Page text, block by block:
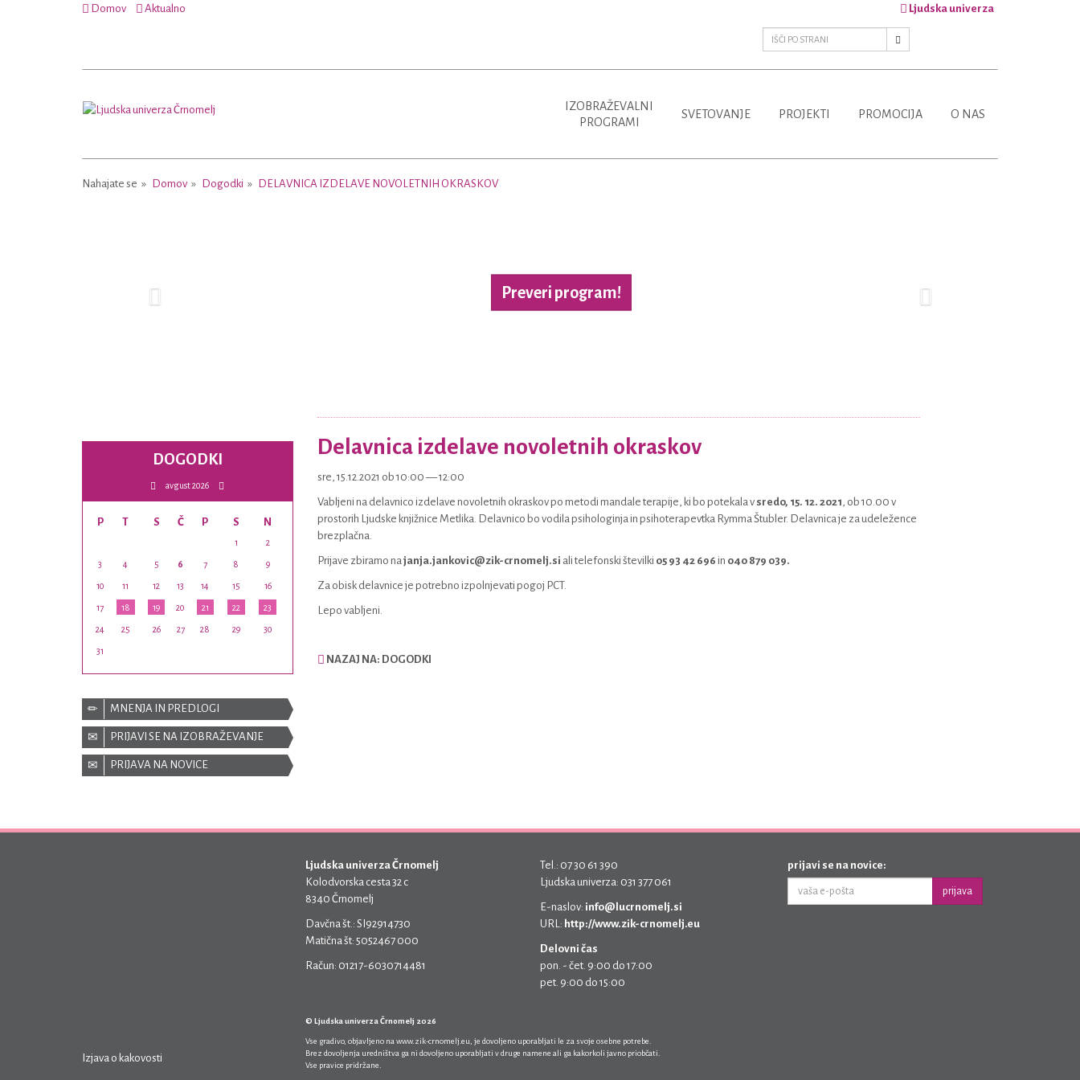
Domov Aktualno Ljudska univerza
IZOBRAŽEVALNI
PROGRAMI
SVETOVANJE PROJEKTI PROMOCIJA O NAS
Nahajate se Domov Dogodki DELAVNICA IZDELAVE NOVOLETNIH OKRASKOV
Preveri program!
Delavnica izdelave novoletnih okraskov
sre, 15.12.2021 ob 10:00 — 12:00
Vabljeni na delavnico izdelave novoletnih okraskov po metodi mandale terapije, ki bo potekala v sredo, 15. 12. 2021, ob 10.00 v
prostorih Ljudske knjižnice Metlika. Delavnico bo vodila psihologinja in psihoterapevtka Rymma Štubler. Delavnica je za udeležence
brezplačna.
Prijave zbiramo najanja.jankovic@zik-crnomelj.si ali telefonski številki 05 93 42 696 in 040 879 039.
Za obisk delavnice je potrebno izpolnjevati pogoj PCT.
Lepo vabljeni.
NAZAJ NA: DOGODKI
DOGODKI
avgust 2026
P T S Č P S N
1 2
3 4 5 6 7 8 9
10 11 12 13 14 15 16
17 18 19 20 21 22 23
24 25 26 27 28 29 30
31
MNENJA IN PREDLOGI
PRIJAVI SE NA IZOBRAŽEVANJE
PRIJAVA NA NOVICE
Izjava o kakovosti
Ljudska univerza Črnomelj
Kolodvorska cesta 32 c
8340 Črnomelj
Davčna št.: SI92914730
Matična št: 5052467 000
Račun: 01217-6030714481
Tel.: 07 30 61 390
Ljudska univerza: 031 377 061
E-naslov: info@lucrnomelj.si
URL: http://www.zik-crnomelj.eu
Delovni čas
pon. - čet. 9:00 do 17:00
pet. 9:00 do 15:00
© Ljudska univerza Črnomelj 2026
Vse gradivo, objavljeno na www.zik-crnomelj.eu , je dovoljeno uporabljati le za svoje osebne potrebe.
Brez dovoljenja uredništva ga ni dovoljeno uporabljati v druge namene ali ga kakorkoli javno priobčati.
Vse pravice pridržane.
prijavi se na novice:
prijava